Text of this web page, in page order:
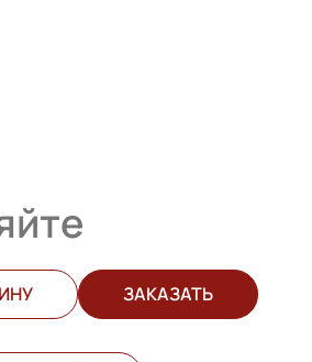
ЗАКАЗАТЬ